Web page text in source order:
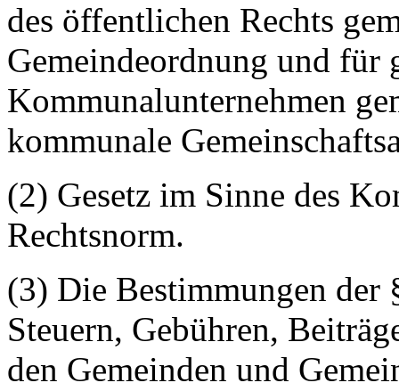
des öffentlichen Rechts
Gemeindeordnung und für
Kommunalunternehmen
kommunale
(2) Gesetz im Sinne des
Rechtsnorm.
(3) Die Bestimmungen der
Steuern, Gebühren,
den Gemeinden und